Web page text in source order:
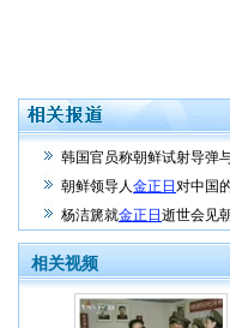
韩国官员称朝鲜试射导弹
朝鲜领导人金正日 对中国
杨洁篪就金正日 逝世会见
相关视频